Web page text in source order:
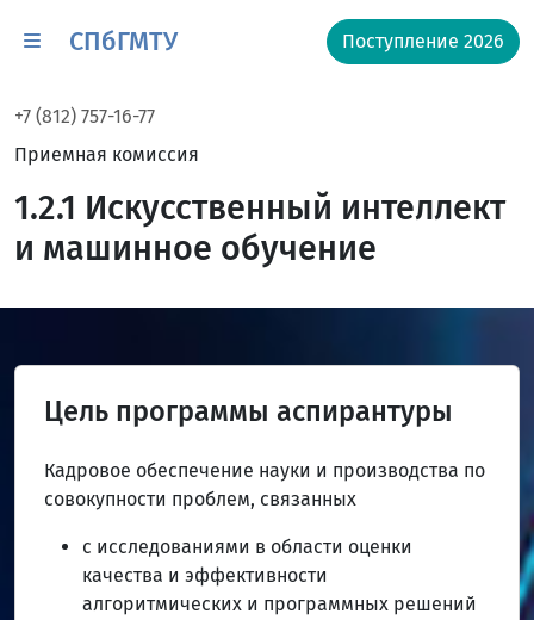
СПбГМТУ Поступление 2026
+7 (812) 757-16-77
Приемная комиссия
1.2.1 Искусственный интеллект
и машинное обучение
Цель программы аспирантуры
Кадровое обеспечение науки и производства по
совокупности проблем, связанных
с исследованиями в области оценки
качества и эффективности
алгоритмических и программных решений